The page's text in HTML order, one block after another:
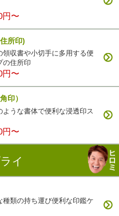
円〜
所印)
領収書や小切手に多用する便
の住所印
円〜
印）
うな書体で便利な浸透印ス
円〜
イ
種類の持ち運び便利な印鑑ケ